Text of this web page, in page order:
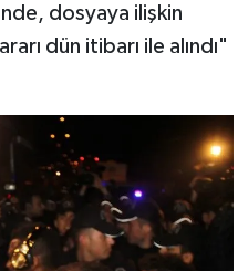
dosyaya ilişkin
dün itibarı ile alındı"